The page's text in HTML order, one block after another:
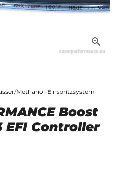
Methanol-Einspritzsystem
Boost
EFI Controller